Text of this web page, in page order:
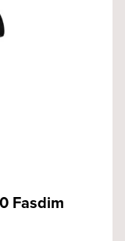
Fasdim